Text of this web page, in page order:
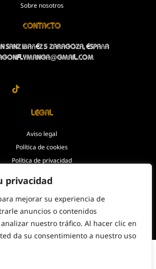
privacidad
mejorar su experiencia de
anuncios o contenidos
nuestro tráfico. Al hacer clic en
da su consentimiento a nuestro uso
Sobre nosotros
Contacto
Sanz Ibañez 5 Zaragoza, España
Legal
Aviso legal
Política de cookies
Política de privacidad
Todos los